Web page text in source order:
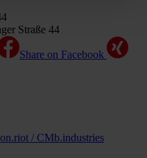
Share on Facebook